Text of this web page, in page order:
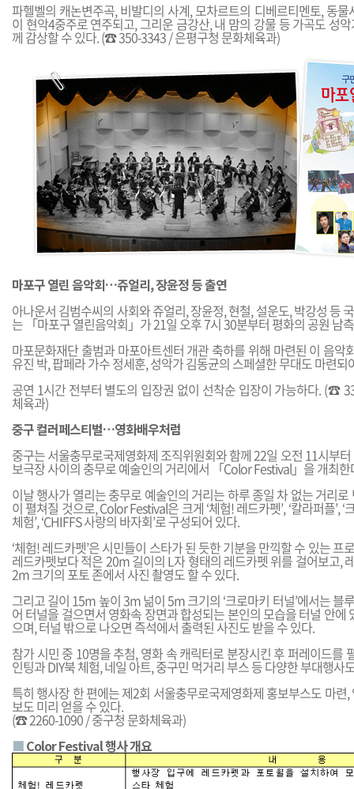
파헬벨의 캐논변주곡, 비발디의 사계, 모차르트의 디베르티멘토, 동
이 현악4중주로 연주되고, 그리운 금강산, 내 맘의 강물 등 가곡도 성
께 감상할 수 있다. (☎ 350-3343 / 은평구청 문화체육과)
마포구 열린 음악회…쥬얼리, 장윤정 등 출연
아나운서 김범수씨의 사회와 쥬얼리, 장윤정, 현철, 설운도, 박강성 등
는 「마포구 열린음악회」가 21일 오후 7시 30분부터 평화의 공원 남
마포문화재단 출범과 마포아트센터 개관 축하를 위해 마련된 이 음악
유진 박, 팝페라 가수 정세훈, 성악가 김동균의 스페셜한 무대도 마련되
공연 1시간 전부터 별도의 입장권 없이 선착순 입장이 가능하다. (☎
체육과)
중구 컬러페스티벌…영화배우처럼
중구는 서울충무로국제영화제 조직위원회와 함께 22일 오전 11시부
보극장 사이의 충무로 예술인의 거리에서 「Color Festival」을 개최한
이날 행사가 열리는 충무로 예술인의 거리는 하루 종일 차 없는 거리
이 펼쳐질 것으로, Color Festival은 크게 ‘체험! 레드카펫’, ‘칼라퍼플’, ‘
체험’, ‘CHIFFS 사랑의 바자회’로 구성되어 있다.
‘체험! 레드카펫’은 시민들이 스타가 된 듯한 기분을 만끽할 수 있는 프
레드카펫보다 적은 20m 길이의 L자 형태의 레드카펫 위를 걸어보고,
2m 크기의 포토 존에서 사진 촬영도 할 수 있다.
그리고 길이 15m 높이 3m 넒이 5m 크기의 ‘크로마키 터널’에서는 블
어 터널을 걸으면서 영화속 장면과 합성되는 본인의 모습을 터널 안에
으며, 터널 밖으로 나오면 즉석에서 출력된 사진도 받을 수 있다.
참가 시민 중 10명을 추첨, 영화 속 캐릭터로 분장시킨 후 퍼레이드를
인팅과 DIY북 체험, 네일 아트, 중구민 먹거리 부스 등 다양한 부대행사
특히 행사장 한 편에는 제2회 서울충무로국제영화제 홍보부스도 마련
보도 미리 얻을 수 있다.
(☎ 2260-1090 / 중구청 문화체육과)
■Color Festival 행사 개요